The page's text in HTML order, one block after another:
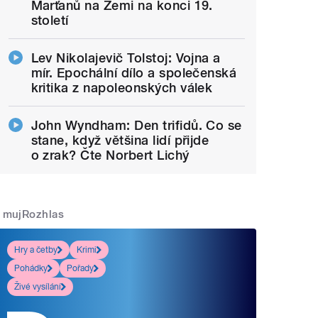
Marťanů na Zemi na konci 19.
století
Lev Nikolajevič Tolstoj: Vojna a
mír. Epochální dílo a společenská
kritika z napoleonských válek
John Wyndham: Den trifidů. Co se
stane, když většina lidí přijde
o zrak? Čte Norbert Lichý
mujRozhlas
Hry a četby
Krimi
Pohádky
Pořady
Živé vysílání